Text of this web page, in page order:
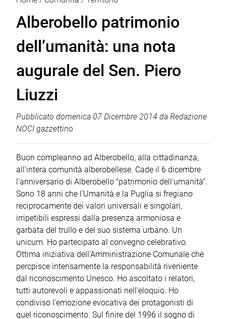
Alberobello patrimonio
dell’umanità: una nota
augurale del Sen. Piero
Liuzzi
Pubblicato domenica 07 Dicembre 2014 da Redazione
NOCI gazzettino
Buon compleanno ad Alberobello, alla cittadinanza,
all'intera comunità alberobellese. Cade il 6 dicembre
l'anniversario di Alberobello "patrimonio dell'umanità".
Sono 18 anni che l'Umanità e la Puglia si fregiano
reciprocamente dei valori universali e singolari,
irripetibili espressi dalla presenza armoniosa e
garbata del trullo e del suo sistema urbano. Un
unicum. Ho partecipato al convegno celebrativo.
Ottima iniziativa dell'Amministrazione Comunale che
percpisce intensamente la responsabilità riveniente
dal riconoscimento Unesco. Ho ascoltato i relatori,
tutti autorevoli e appassionati nell'eloquio. Ho
condiviso l'emozione evocativa dei protagonisti di
quel riconoscimento. Sul finire del 1996 il sogno di